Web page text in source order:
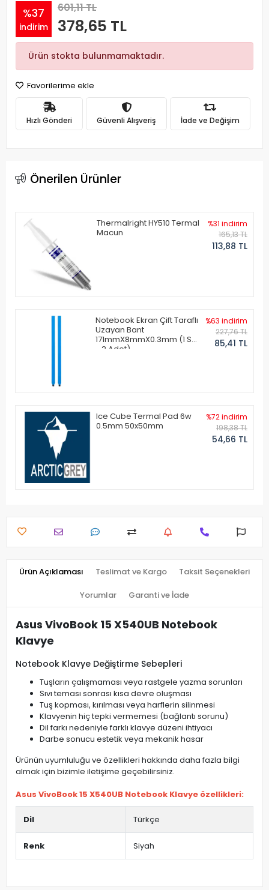
%37
indirim
601,11 TL
378,65 TL
Ürün stokta bulunmamaktadır.
Favorilerime ekle
Hızlı Gönderi Güvenli Alışveriş İade ve Değişim
Önerilen Ürünler
Thermalright HY510 Termal
Macun
%31 indirim
165,13 TL
113,88 TL
Notebook Ekran Çift Taraflı
Uzayan Bant
171mmX8mmX0.3mm (1 Set
- 2 Adet)
%63 indirim
227,76 TL
85,41 TL
Ice Cube Termal Pad 6w
0.5mm 50x50mm
%72 indirim
198,38 TL
54,66 TL
Ürün Açıklaması Teslimat ve Kargo Taksit Seçenekleri
Yorumlar Garanti ve İade
Asus VivoBook 15 X540UB Notebook
Klavye
Notebook Klavye Değiştirme Sebepleri
Tuşların çalışmaması veya rastgele yazma sorunları
Sıvı teması sonrası kısa devre oluşması
Tuş kopması, kırılması veya harflerin silinmesi
Klavyenin hiç tepki vermemesi (bağlantı sorunu)
Dil farkı nedeniyle farklı klavye düzeni ihtiyacı
Darbe sonucu estetik veya mekanik hasar
Ürünün uyumluluğu ve özellikleri hakkında daha fazla bilgi
almak için bizimle iletişime geçebilirsiniz.
Asus VivoBook 15 X540UB Notebook Klavye özellikleri:
Dil Türkçe
Renk Siyah